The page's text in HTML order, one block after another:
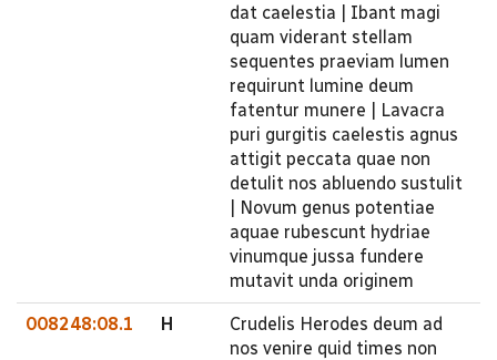
dat caelestia | Ibant magi
quam viderant stellam
sequentes praeviam lumen
requirunt lumine deum
fatentur munere | Lavacra
puri gurgitis caelestis agnus
attigit peccata quae non
detulit nos abluendo sustulit
| Novum genus potentiae
aquae rubescunt hydriae
vinumque jussa fundere
mutavit unda originem
008248:08.1 H
Crudelis Herodes deum ad
nos venire quid times non